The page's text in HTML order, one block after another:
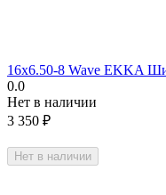
16х6.50-8 Wave EKKA
0.0
Нет в наличии
3 350 ₽
Нет в наличии